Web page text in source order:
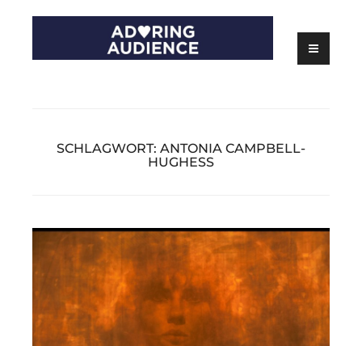
content
SCHLAGWORT: ANTONIA CAMPBELL-
HUGHESS